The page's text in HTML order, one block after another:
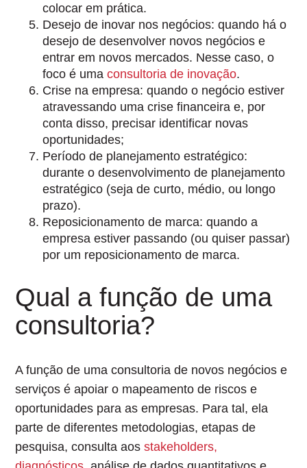
colocar em prática.
Desejo de inovar nos negócios: quando há o
desejo de desenvolver novos negócios e
entrar em novos mercados. Nesse caso, o
foco é umaconsultoria de inovação.
Crise na empresa:quando o negócio estiver
atravessando uma crise financeira e, por
conta disso, precisar identificar novas
oportunidades;
Período de planejamento estratégico:
durante o desenvolvimento de planejamento
estratégico (seja de curto, médio, ou longo
prazo).
Reposicionamento de marca: quando a
empresa estiver passando (ou quiser passar)
por um reposicionamento de marca.
Qual a função de uma
consultoria?
A função de uma consultoria de novos negócios e
serviços éapoiar o mapeamento de riscos e
oportunidades para as empresas. Para tal, ela
parte de diferentes metodologias, etapas de
pesquisa, consulta aosstakeholders,